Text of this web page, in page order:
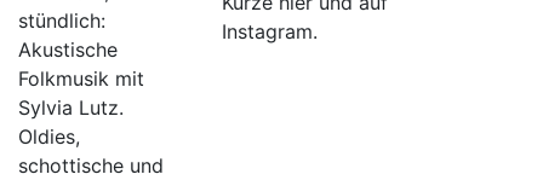
stündlich:
Akustische
Folkmusik mit
Sylvia Lutz.
Oldies,
schottische und
Instagram.